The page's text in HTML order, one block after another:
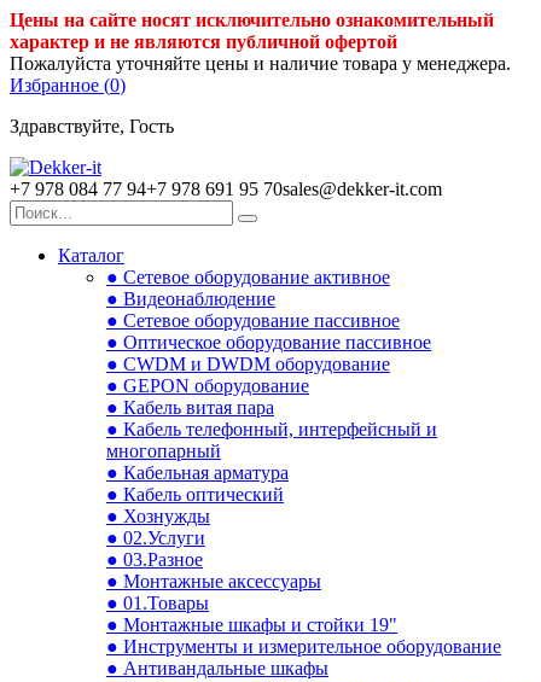
Цены на сайте носят исключительно ознакомительный
характер и не являются публичной офертой
Пожалуйста уточняйте цены и наличие товара у менеджера.
Избранное (0)
Здравствуйте, Гость
+7 978 084 77 94+7 978 691 95 70sales@dekker-it.com
Каталог
● Сетевое оборудование активное
● Видеонаблюдение
● Сетевое оборудование пассивное
● Оптическое оборудование пассивное
● CWDM и DWDM оборудование
● GEPON оборудование
● Кабель витая пара
● Кабель телефонный, интерфейсный и
многопарный
● Кабельная арматура
● Кабель оптический
● Хознужды
● 02.Услуги
● 03.Разное
● Монтажные аксессуары
● 01.Товары
● Монтажные шкафы и стойки 19"
● Инструменты и измерительное оборудование
● Антивандальные шкафы